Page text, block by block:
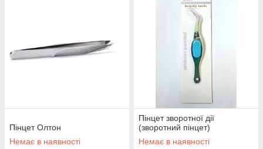
Пінцет Олтон
Немає в наявності
Пінцет зворотної дії
(зворотний пінцет)
Немає в наявності